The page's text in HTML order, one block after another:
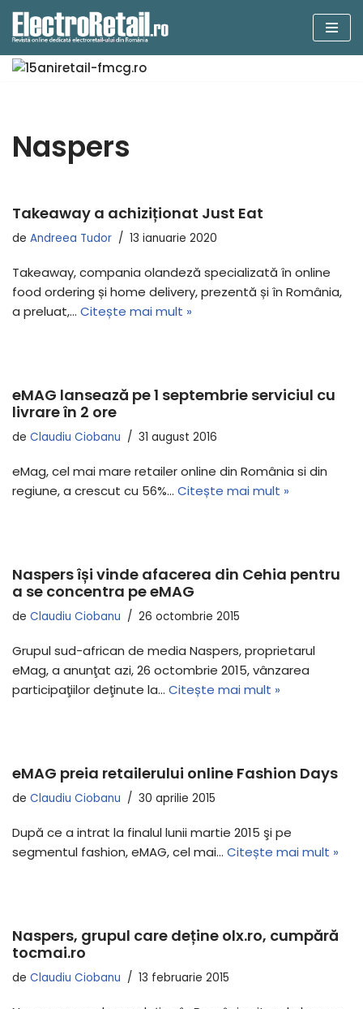
Sari
la
Naspers
Takeaway a achiziționat Just Eat
de Andreea Tudor 13 ianuarie 2020
Takeaway, compania olandeză specializată în online
food ordering și home delivery, prezentă și în România,
a preluat,… Citește mai mult »
eMAG lansează pe 1 septembrie serviciul cu
livrare în 2 ore
de Claudiu Ciobanu 31 august 2016
eMag, cel mai mare retailer online din România si din
regiune, a crescut cu 56%… Citește mai mult »
Naspers își vinde afacerea din Cehia pentru
a se concentra pe eMAG
de Claudiu Ciobanu 26 octombrie 2015
Grupul sud-african de media Naspers, proprietarul
eMag, a anunţat azi, 26 octombrie 2015, vânzarea
participaţiilor deţinute la… Citește mai mult »
eMAG preia retailerului online Fashion Days
de Claudiu Ciobanu 30 aprilie 2015
După ce a intrat la finalul lunii martie 2015 şi pe
segmentul fashion, eMAG, cel mai… Citește mai mult »
Naspers, grupul care deține olx.ro, cumpără
tocmai.ro
de Claudiu Ciobanu 13 februarie 2015